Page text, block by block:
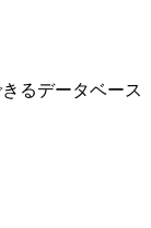
るデータベース